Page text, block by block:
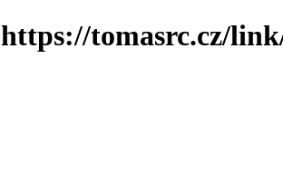
tomasrc.cz/